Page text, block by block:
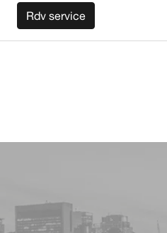
RACHETONS VOTRE
4356 Boul Métropolitain E,
Rdv service